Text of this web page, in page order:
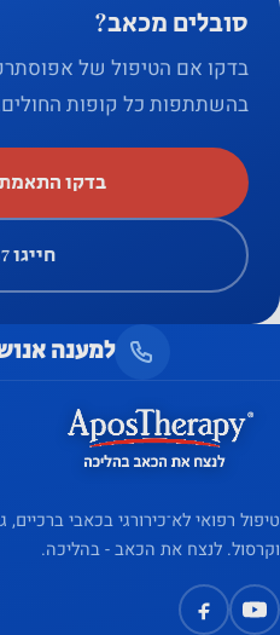
סובלים מכאב?
בדקו אם הטיפול של
בהשתתפות כל קופות
בדקו
חייגו ‎*2767
למענה
טיפול רפואי לא־כירורגי בכאבי ברכיים,
וקרסול. לנצח את הכאב - בהליכה.